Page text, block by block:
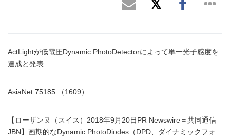
ActLightが低電圧Dynamic PhotoDetectorによって単一光子感度を
達成と発表
AsiaNet 75185 （1609）
【ローザンヌ（スイス）2018年9月20日PR Newswire＝共同通信
JBN】画期的なDynamic PhotoDiodes（DPD、ダイナミックフォ